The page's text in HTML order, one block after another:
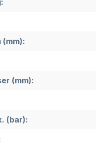
(mm):
(bar):